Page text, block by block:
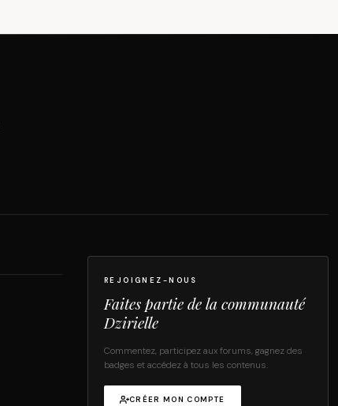
REJOIGNEZ-NOUS
Faites partie de la communauté
Dzirielle
Commentez, participez aux forums, gagnez des
badges et accédez à tous les contenus.
CRÉER MON COMPTE